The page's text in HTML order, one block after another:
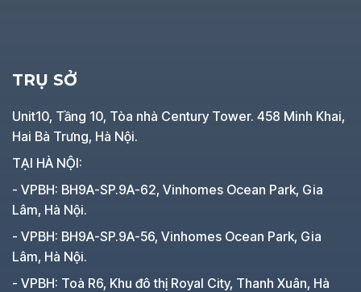
TRỤ SỞ
Unit10, Tầng 10, Tòa nhà Century Tower. 458 Minh Khai,
Hai Bà Trưng, Hà Nội.
TẠI HÀ NỘI:
- VPBH: BH9A-SP.9A-62, Vinhomes Ocean Park, Gia
Lâm, Hà Nội.
- VPBH: BH9A-SP.9A-56, Vinhomes Ocean Park, Gia
Lâm, Hà Nội.
- VPBH: Toà R6, Khu đô thị Royal City, Thanh Xuân, Hà